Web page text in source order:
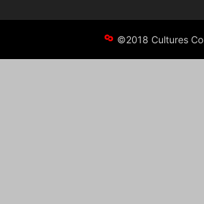
©2018 Cultures Co